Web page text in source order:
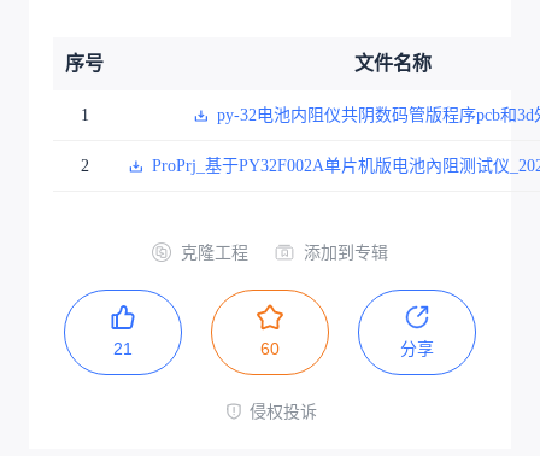
序号 文件名称
1 py-32电池内阻仪共阴数码管版程序pcb和3d
2 ProPrj_基于PY32F002A单片机版电池內阻测试仪
克隆工程 添加到专辑
21 60 分享
侵权投诉